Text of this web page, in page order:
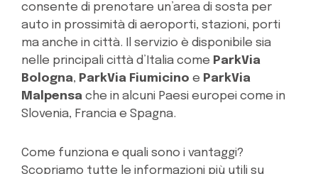
consente di prenotare un’area di sosta per
auto in prossimità di aeroporti, stazioni, porti
ma anche in città. Il servizio è disponibile sia
nelle principali città d’Italia come ParkVia
Bologna, ParkVia Fiumicino e ParkVia
Malpensa che in alcuni Paesi europei come in
Slovenia, Francia e Spagna.
Come funziona e quali sono i vantaggi?
Scopriamo tutte le informazioni più utili su